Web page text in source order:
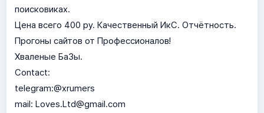
поисковиках.
Цена всего 400 ру. Качественный ИкС. Отчётность.
Прогоны сайтов от Профессионалов!
Хваленые БаЗы.
Contact:
telegram:@xrumers
mail: Loves.Ltd@gmail.com